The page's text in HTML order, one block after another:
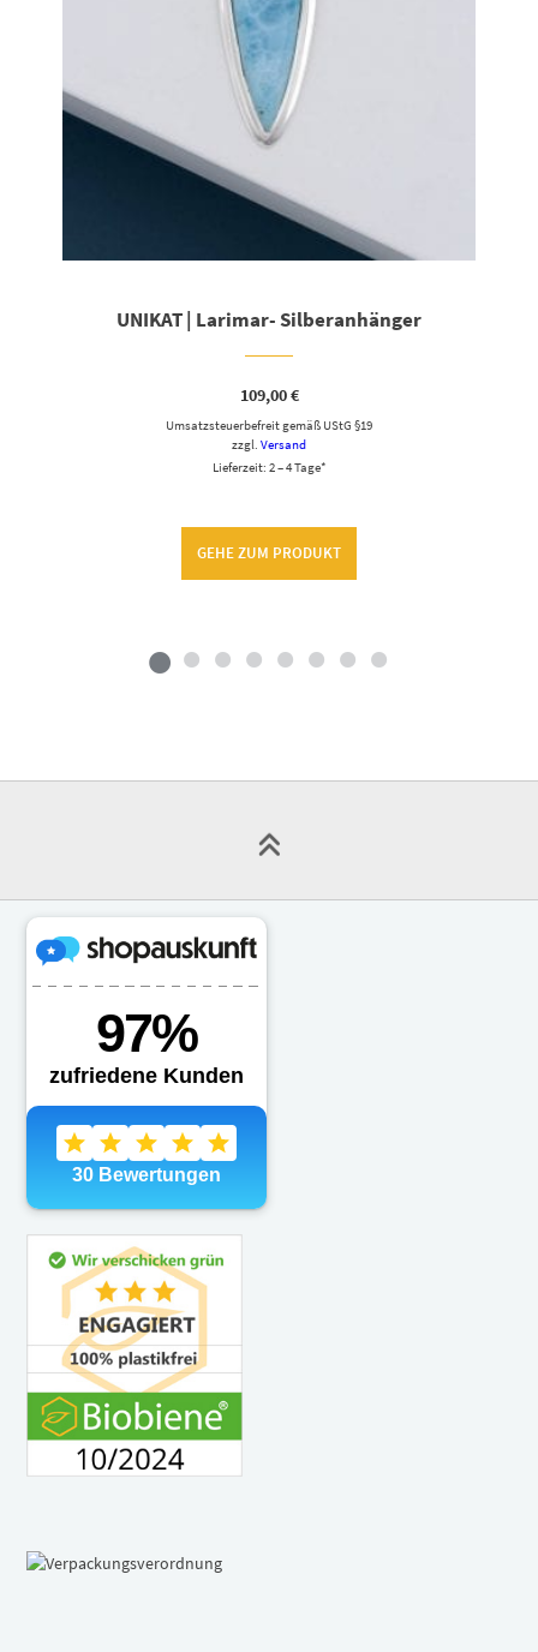
UNIKAT | Larimar- Silberanhänger
109,00€
Umsatzsteuerbefreit gemäß UStG §19
zzgl.Versand
Lieferzeit: 2 – 4 Tage*
GEHE ZUM PRODUKT